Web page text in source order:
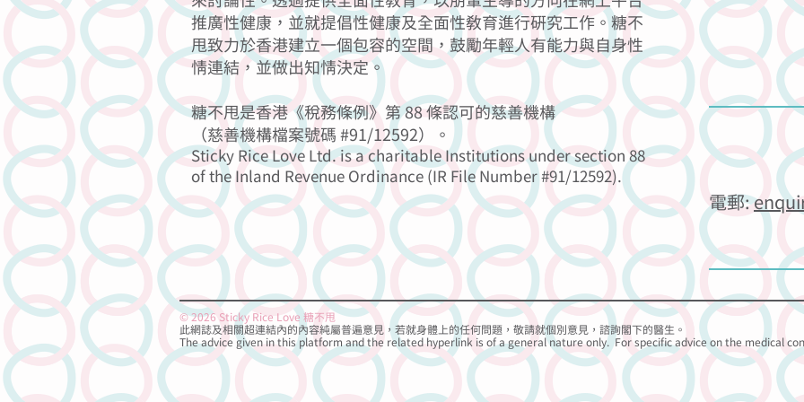
推廣性健康，並就提倡性健康及全面性教育進行研究工作。糖不
甩致力於香港建立一個包容的空間，鼓勵年輕人有能力與自身性
情連結，並做出知情決定。
糖不甩是香港《稅務條例》第 88 條認可的慈善機構
（慈善機構檔案號碼 #91/12592）。
Sticky Rice Love Ltd. is a charitable Institutions under section 88
of the Inland Revenue Ordinance (IR File Number #91/12592).
電郵:
© 2026 Sticky Rice Love 糖不甩
此網誌及相關超連結內的內容純屬普遍意見，若就身體上的任何問題， 敬請就個別意見，諮詢閣下的醫生。
The advice given in this platform and the related hyperlink is of a general nature only. For specific advice on the medical